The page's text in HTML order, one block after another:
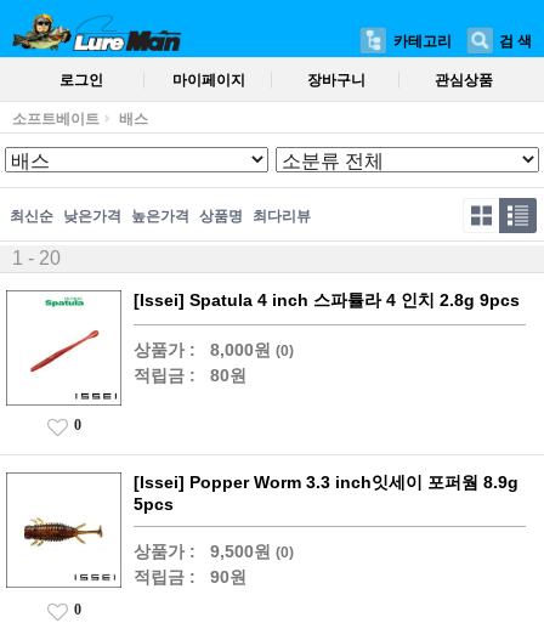
카테고리 검 색
로그인 마이페이지 장바구니 관심상품
소프트베이트 배스
최신순 낮은가격 높은가격 상품명 최다리뷰
1 - 20
[Issei] Spatula 4 inch 스파튤라 4 인치 2.8g 9pcs
상품가 : 8,000원 (0)
적립금 : 80원
0
[Issei] Popper Worm 3.3 inch잇세이 포퍼웜 8.9g
5pcs
상품가 : 9,500원 (0)
적립금 : 90원
0